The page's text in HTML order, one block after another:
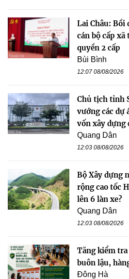
Lai Châu: Bồi
cán bộ cấp
quyền 2 cấp
Bùi Bình
12:07 08/08/2026
Chủ tịch tỉnh
vướng các dự
vốn xây dựng
Quang Dân
12:03 08/08/2026
Bộ Xây dựng
rộng cao tốc
lên 6 làn xe?
Quang Dân
12:03 08/08/2026
Tăng kiểm
buôn lậu,
Đông Hà